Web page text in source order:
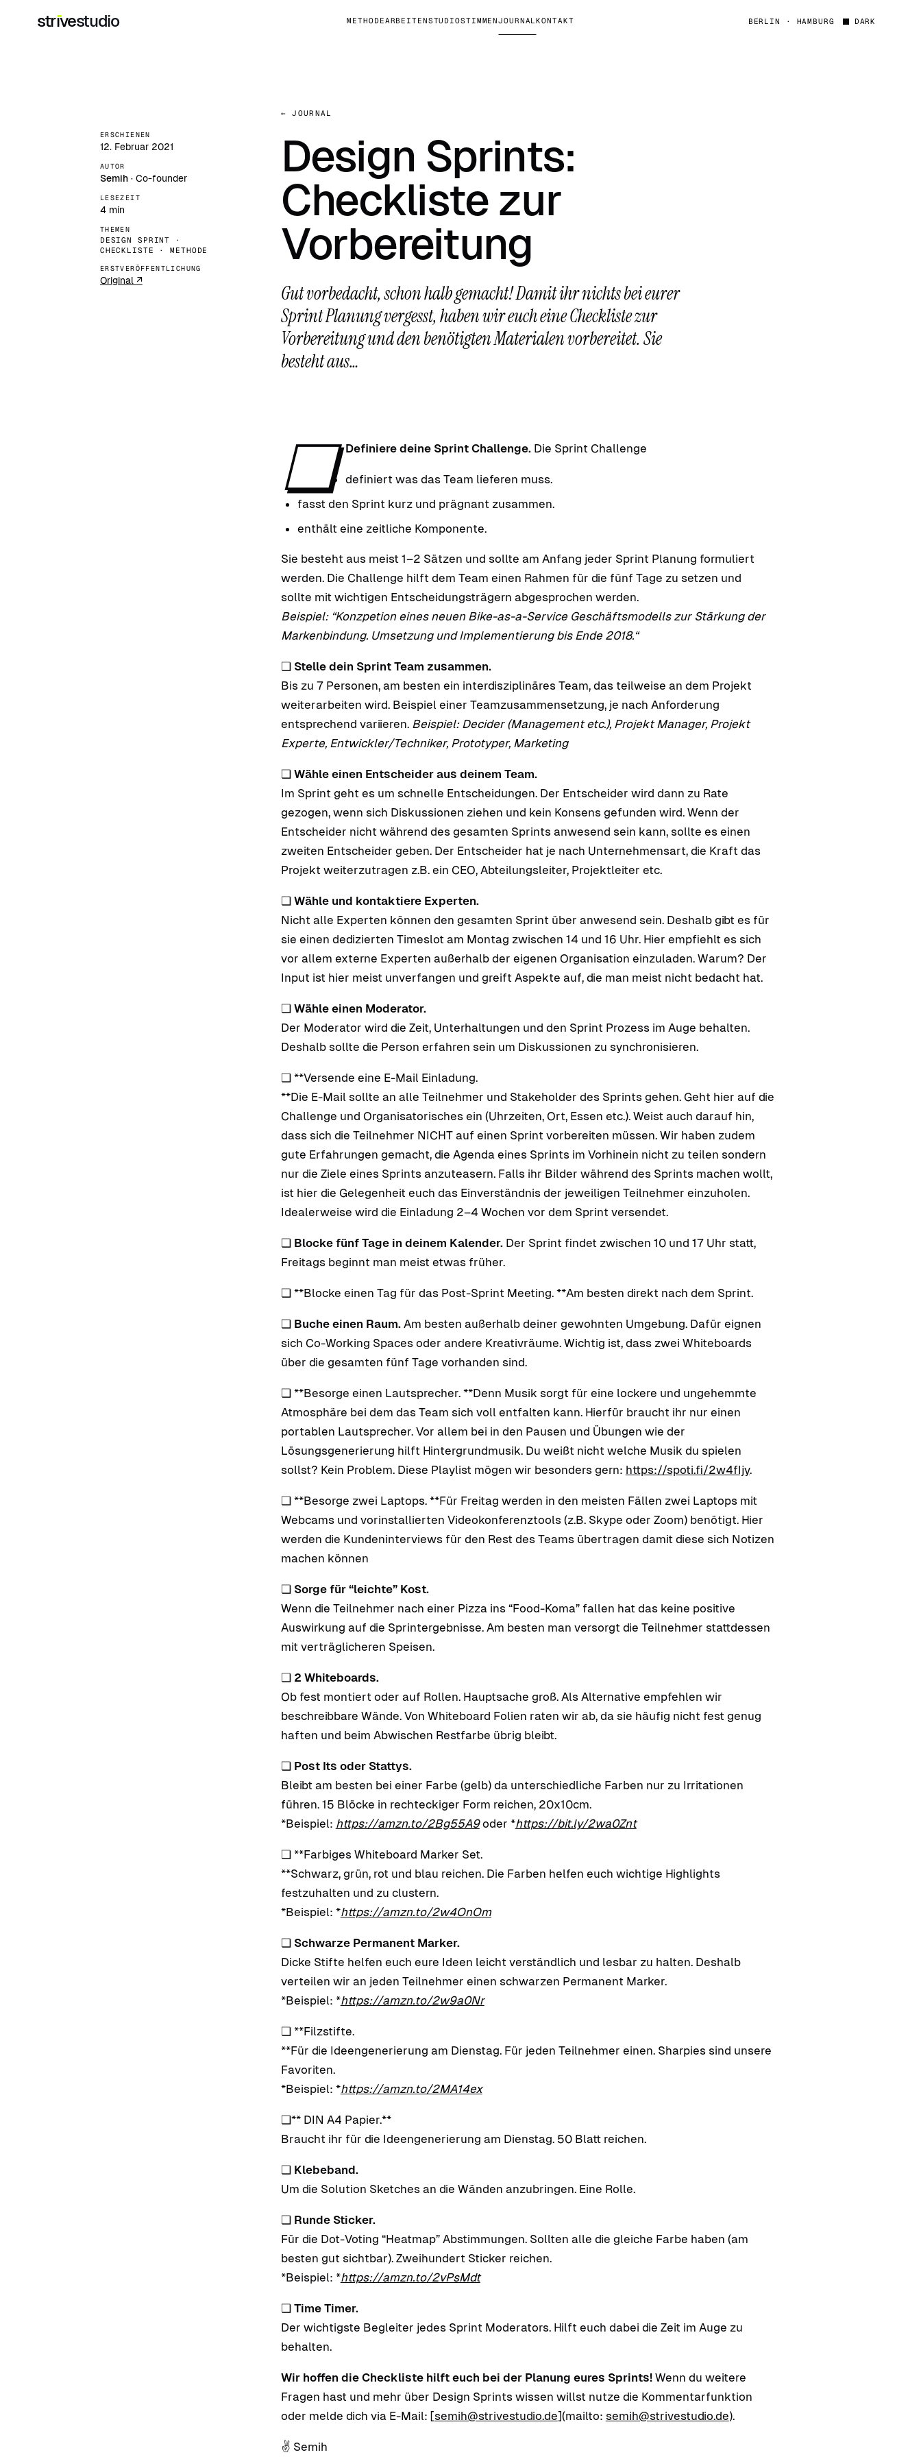
strivestudio METHODEARBEITENSTUDIOSTIMMENJOURNALKONTAKT BERLIN · HAMBURG DARK
ERSCHIENEN
12. Februar 2021
AUTOR
Semih · Co-founder
LESEZEIT
4 min
THEMEN
DESIGN SPRINT ·
CHECKLISTE · METHODE
ERST­VERÖFFENT­LICHUNG
Original (externe Seite, öffnet in neuem Tab)
↗
← JOURNAL
Design Sprints:
Checkliste zur
Vorbereitung
Gut vorbedacht, schon halb gemacht! Damit ihr nichts bei eurer
Sprint Planung vergesst, haben wir euch eine Checkliste zur
Vorbereitung und den benötigten Materialen vorbereitet. Sie
besteht aus…
❏ Definiere deine Sprint Challenge.Die Sprint Challenge
definiert was das Team lieferen muss.
fasst den Sprint kurz und prägnant zusammen.
enthält eine zeitliche Komponente.
Sie besteht aus meist 1–2 Sätzen und sollte am Anfang jeder Sprint Planung formuliert
werden. Die Challenge hilft dem Team einen Rahmen für die fünf Tage zu setzen und
sollte mit wichtigen Entscheidungsträgern abgesprochen werden.
Beispiel: “Konzpetion eines neuen Bike-as-a-Service Geschäftsmodells zur Stärkung der
Markenbindung. Umsetzung und Implementierung bis Ende 2018.“
❏ Stelle dein Sprint Team zusammen.
Bis zu 7 Personen, am besten ein interdisziplinäres Team, das teilweise an dem Projekt
weiterarbeiten wird. Beispiel einer Teamzusammensetzung, je nach Anforderung
entsprechend variieren. Beispiel: Decider (Management etc.), Projekt Manager, Projekt
Experte, Entwickler/Techniker, Prototyper, Marketing
❏ Wähle einen Entscheider aus deinem Team.
Im Sprint geht es um schnelle Entscheidungen. Der Entscheider wird dann zu Rate
gezogen, wenn sich Diskussionen ziehen und kein Konsens gefunden wird. Wenn der
Entscheider nicht während des gesamten Sprints anwesend sein kann, sollte es einen
zweiten Entscheider geben. Der Entscheider hat je nach Unternehmensart, die Kraft das
Projekt weiterzutragen z.B. ein CEO, Abteilungsleiter, Projektleiter etc.
❏ Wähle und kontaktiere Experten.
Nicht alle Experten können den gesamten Sprint über anwesend sein. Deshalb gibt es für
sie einen dedizierten Timeslot am Montag zwischen 14 und 16 Uhr. Hier empfiehlt es sich
vor allem externe Experten außerhalb der eigenen Organisation einzuladen. Warum? Der
Input ist hier meist unverfangen und greift Aspekte auf, die man meist nicht bedacht hat.
❏ Wähle einen Moderator.
Der Moderator wird die Zeit, Unterhaltungen und den Sprint Prozess im Auge behalten.
Deshalb sollte die Person erfahren sein um Diskussionen zu synchronisieren.
❏ **Versende eine E-Mail Einladung.
**Die E-Mail sollte an alle Teilnehmer und Stakeholder des Sprints gehen. Geht hier auf die
Challenge und Organisatorisches ein (Uhrzeiten, Ort, Essen etc.). Weist auch darauf hin,
dass sich die Teilnehmer NICHT auf einen Sprint vorbereiten müssen. Wir haben zudem
gute Erfahrungen gemacht, die Agenda eines Sprints im Vorhinein nicht zu teilen sondern
nur die Ziele eines Sprints anzuteasern. Falls ihr Bilder während des Sprints machen wollt,
ist hier die Gelegenheit euch das Einverständnis der jeweiligen Teilnehmer einzuholen.
Idealerweise wird die Einladung 2–4 Wochen vor dem Sprint versendet.
❏ Blocke fünf Tage in deinem Kalender.Der Sprint findet zwischen 10 und 17 Uhr statt,
Freitags beginnt man meist etwas früher.
❏ **Blocke einen Tag für das Post-Sprint Meeting. **Am besten direkt nach dem Sprint.
❏ Buche einen Raum.Am besten außerhalb deiner gewohnten Umgebung. Dafür eignen
sich Co-Working Spaces oder andere Kreativräume. Wichtig ist, dass zwei Whiteboards
über die gesamten fünf Tage vorhanden sind.
❏ **Besorge einen Lautsprecher. **Denn Musik sorgt für eine lockere und ungehemmte
Atmosphäre bei dem das Team sich voll entfalten kann. Hierfür braucht ihr nur einen
portablen Lautsprecher. Vor allem bei in den Pausen und Übungen wie der
Lösungsgenerierung hilft Hintergrundmusik. Du weißt nicht welche Musik du spielen
sollst? Kein Problem. Diese Playlist mögen wir besonders gern: https://spoti.fi/2w4fIjy.
❏ **Besorge zwei Laptops. **Für Freitag werden in den meisten Fällen zwei Laptops mit
Webcams und vorinstallierten Videokonferenztools (z.B. Skype oder Zoom) benötigt. Hier
werden die Kundeninterviews für den Rest des Teams übertragen damit diese sich Notizen
machen können
❏ Sorge für “leichte” Kost.
Wenn die Teilnehmer nach einer Pizza ins “Food-Koma” fallen hat das keine positive
Auswirkung auf die Sprintergebnisse. Am besten man versorgt die Teilnehmer stattdessen
mit verträglicheren Speisen.
❏ 2 Whiteboards.
Ob fest montiert oder auf Rollen. Hauptsache groß. Als Alternative empfehlen wir
beschreibbare Wände. Von Whiteboard Folien raten wir ab, da sie häufig nicht fest genug
haften und beim Abwischen Restfarbe übrig bleibt.
❏ Post Its oder Stattys.
Bleibt am besten bei einer Farbe (gelb) da unterschiedliche Farben nur zu Irritationen
führen. 15 Blöcke in rechteckiger Form reichen, 20x10cm.
*Beispiel: https://amzn.to/2Bg55A9oder *https://bit.ly/2wa0Znt
❏ **Farbiges Whiteboard Marker Set.
**Schwarz, grün, rot und blau reichen. Die Farben helfen euch wichtige Highlights
festzuhalten und zu clustern.
*Beispiel: *https://amzn.to/2w4OnOm
❏ Schwarze Permanent Marker.
Dicke Stifte helfen euch eure Ideen leicht verständlich und lesbar zu halten. Deshalb
verteilen wir an jeden Teilnehmer einen schwarzen Permanent Marker.
*Beispiel: *https://amzn.to/2w9a0Nr
❏ **Filzstifte.
**Für die Ideengenerierung am Dienstag. Für jeden Teilnehmer einen. Sharpies sind unsere
Favoriten.
*Beispiel: *https://amzn.to/2MA14ex
❏** DIN A4 Papier.**
Braucht ihr für die Ideengenerierung am Dienstag. 50 Blatt reichen.
❏ Klebeband.
Um die Solution Sketches an die Wänden anzubringen. Eine Rolle.
❏ Runde Sticker.
Für die Dot-Voting “Heatmap” Abstimmungen. Sollten alle die gleiche Farbe haben (am
besten gut sichtbar). Zweihundert Sticker reichen.
*Beispiel: *https://amzn.to/2vPsMdt
❏ Time Timer.
Der wichtigste Begleiter jedes Sprint Moderators. Hilft euch dabei die Zeit im Auge zu
behalten.
Wir hoffen die Checkliste hilft euch bei der Planung eures Sprints!Wenn du weitere
Fragen hast und mehr über Design Sprints wissen willst nutze die Kommentarfunktion
oder melde dich via E-Mail: [semih@strivestudio.de](mailto: semih@strivestudio.de).
✌️ Semih